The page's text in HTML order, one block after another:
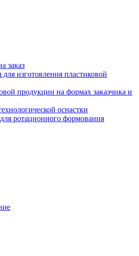
заказ
изготовления пластиковой
продукции на формах заказчика и
оснастки
ротационного формования